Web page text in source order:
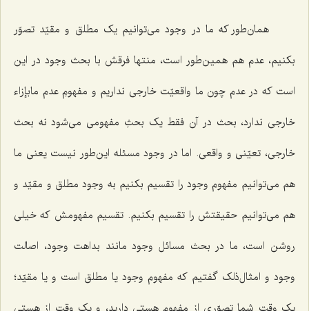
همان‌طور که ما در وجود می‌توانیم یک مطلق و مقیّد تصوّر
بکنیم، عدم هم همین‌طور است، منتها فرقش با بحث وجود در این
است که در عدم چون ما واقعیّت خارجی نداریم و مفهومِ عدم مابإزاء
خارجی ندارد، بحث در آن فقط یک بحثِ مفهومی می‌شود نه بحث
خارجی، تعیّنی و واقعی. اما در وجود مسئله این‌طور نیست یعنی ما
هم می‌توانیم مفهوم وجود را تقسیم بکنیم به وجود مطلق و مقیّد و
هم می‌توانیم حقیقتش را تقسیم بکنیم. تقسیم مفهومش که خیلی
روشن است، ما در بحث مسائل وجود مانند بداهت وجود، اصالت
وجود و امثال‌ذلک گفتیم که مفهوم وجود یا مطلق است و یا مقیّد؛